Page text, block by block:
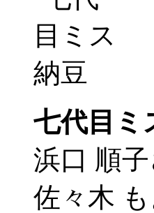
七代目ミ
浜口 順子
佐々木